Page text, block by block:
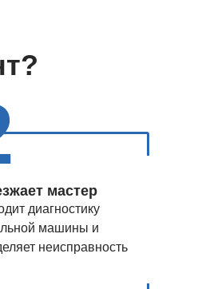
мастер
диагностику
машины и
неисправность